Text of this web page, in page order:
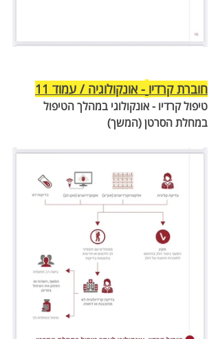
חוברת קרדיו - אונקולוגיה / עמוד 11
טיפול קרדיו - אונקולוגי במהלך הטיפול
במחלת הסרטן (המשך)